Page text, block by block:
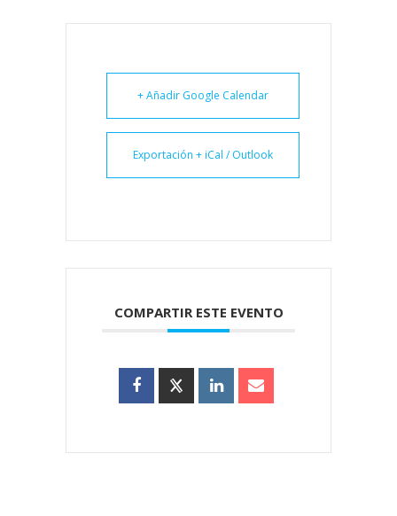
+ Añadir Google Calendar
Exportación + iCal / Outlook
COMPARTIR ESTE EVENTO